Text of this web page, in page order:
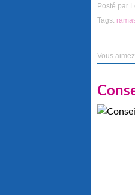
Posté par
Tags:
Vous